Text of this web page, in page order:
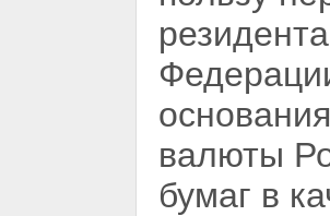
валюты
бумаг в